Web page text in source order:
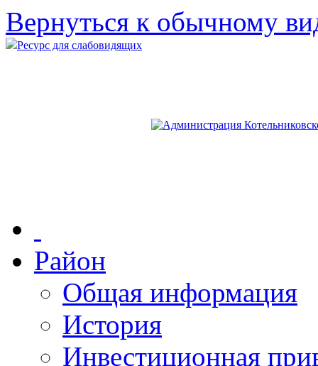
Вернуться к обычному
Ресурс для слабовидящих
Район
Общая информация
История
Инвестиционная